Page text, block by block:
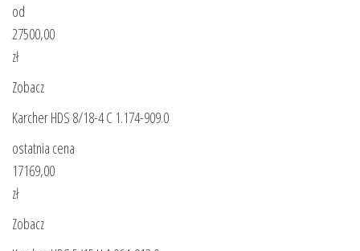
od
27500,00
zł
Zobacz
Karcher HDS 8/18-4 C 1.174-909.0
ostatnia cena
17169,00
zł
Zobacz